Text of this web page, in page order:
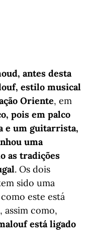
antes desta
estilo musical
Oriente, em
pois em palco
e um guitarrista,
uma
as tradições
. Os dois
sido uma
este está
assim como,
está ligado